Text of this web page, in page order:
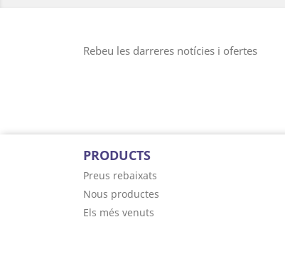
Rebeu les darreres notícies i ofertes
PRODUCTS
Preus rebaixats
Nous productes
Els més venuts